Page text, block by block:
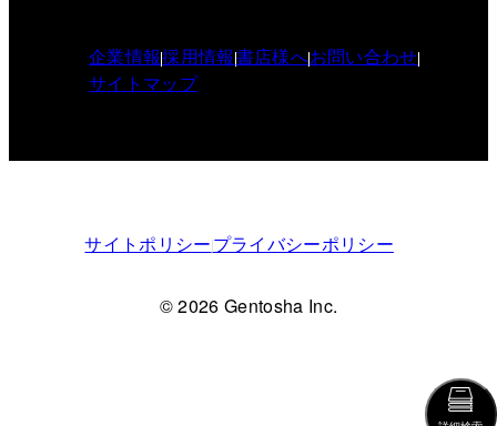
企業情報採用情報書店様へお問い合わせ
サイトマップ
サイトポリシープライバシーポリシー
© 2026 Gentosha Inc.